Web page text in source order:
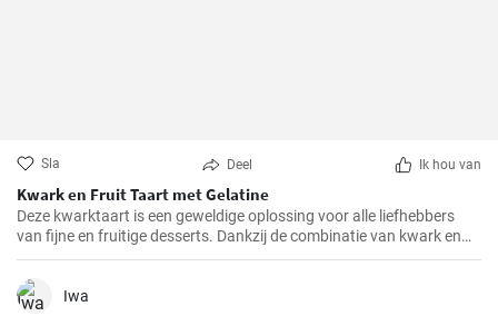
Sla Deel Ik hou van
Kwark en Fruit Taart met Gelatine
Deze kwarktaart is een geweldige oplossing voor alle liefhebbers
van fijne en fruitige desserts. Dankzij de combinatie van kwark en
verschillende soorten fruit, heeft het niet alleen een geweldige
smaak, maar is het ook redelijk gezond.
Iwa